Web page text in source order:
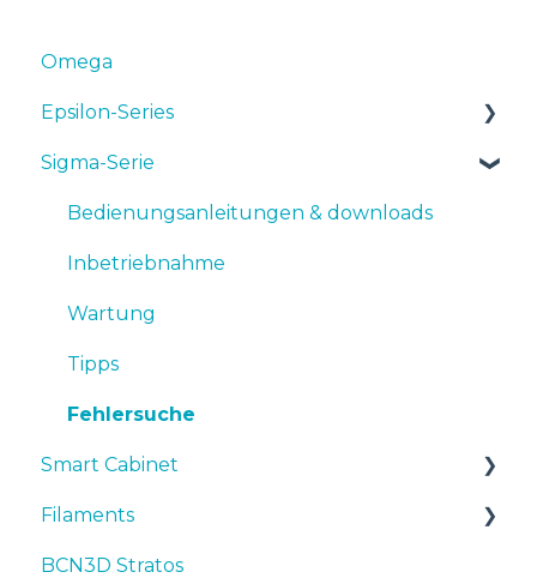
Omega
Epsilon-Series
Bedienungsanleitungen & Downloads
Inbetriebnahme
Wartung
Tipps
Fehlersuche
Sigma-Serie
Bedienungsanleitungen & downloads
Inbetriebnahme
Wartung
Tipps
Fehlersuche
Smart Cabinet
Manuals & Downloads
First steps
Filaments
Tipps
BCN3D Stratos